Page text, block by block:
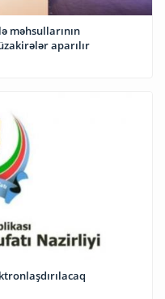
məhsullarının
aparılır